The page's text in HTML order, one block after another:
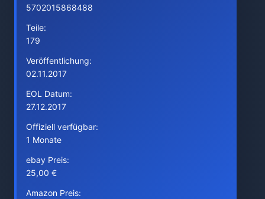
5702015868488
Teile:
179
Veröffentlichung:
02.11.2017
EOL Datum:
27.12.2017
Offiziell verfügbar:
1 Monate
ebay Preis:
25,00 €
Amazon Preis: